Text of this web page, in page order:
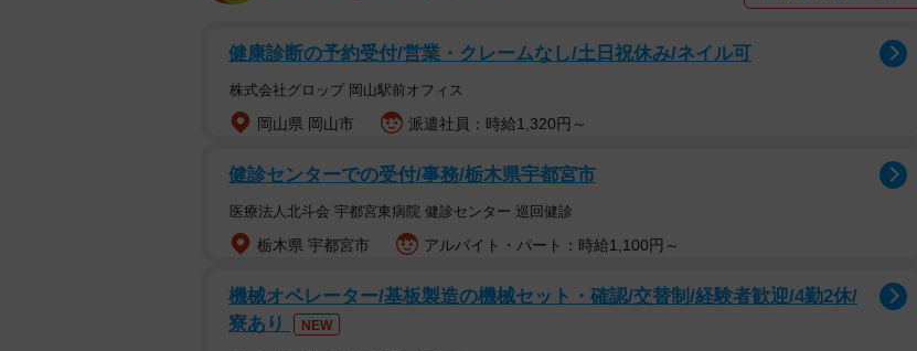
ではほとんど普及していない。「さすが夢の国」と思わせられる東京ディズニーランドの手
厚いサービスに、普段、経口摂食に積極的ではないというふぢ●らさんのお子さんも満足し
てくれたようだ。お話を聞いた。
ーー今回利用されたレストランは？
ディズニーランド内のれすとらん北齋です。ペースト加工については追加料金などはなく、
ーーお料理へのお子さんの反応はいかがでしたか？
健康診断の予約受付/営業・クレームなし/土日祝休み/ネイル可
株式会社グロップ 岡山駅前オフィス
岡山県 岡山市 派遣社員：時給1,320円～
健診センターでの受付/事務/栃木県宇都宮市
医療法人北斗会 宇都宮東病院 健診センター 巡回健診
栃木県 宇都宮市 アルバイト・パート：時給1,100円～
機械オペレーター/基板製造の機械セット・確認/交替制/経験者歓迎/4勤2休/
寮あり
NEW